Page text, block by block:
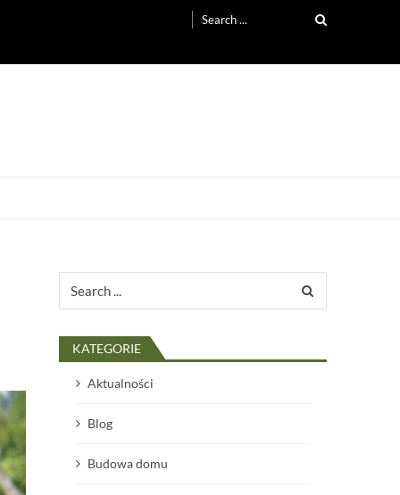
for:
for:
KATEGORIE
Aktualności
Blog
Budowa domu